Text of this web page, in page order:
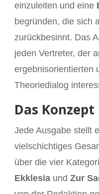
einzuleiten und eine
begründen, die sich
zurückbesinnt. Das
jeden Vertreter, der
ergebnisorientierten
Theoriedialog
Das Konzept
Jede Ausgabe stellt
vielschichtiges
über die vier
Ekklesiaund Zur